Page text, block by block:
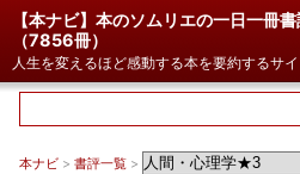
【本ナビ】本のソムリエの一日一冊
（7856冊）
人生を変えるほど感動する本を要約するサ
本ナビ > 書評一覧 >